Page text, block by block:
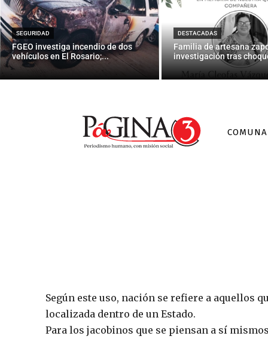
SEGURIDAD
FGEO investiga incendio de dos
vehículos en El Rosario;...
DESTACADAS
Familia de artesana
investigación tras
Según este uso, nación se refiere a aquellos
localizada dentro de un Estado.
Para los jacobinos que se piensan a sí